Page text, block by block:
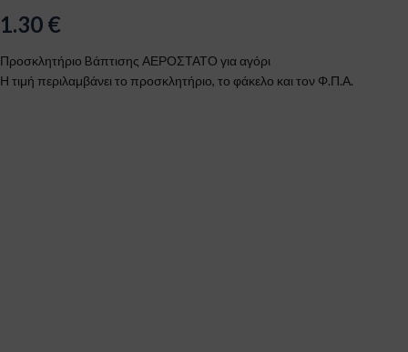
1.30 €
Προσκλητήριο Bάπτισης ΑΕΡΟΣΤΑΤΟ για αγόρι
Η τιμή περιλαμβάνει το προσκλητήριο, το φάκελο και τον Φ.Π.Α.